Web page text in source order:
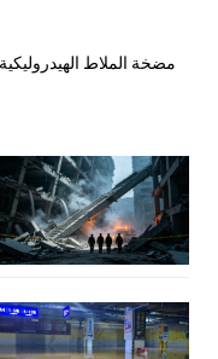
مضخة الملاط الهيدروليكية